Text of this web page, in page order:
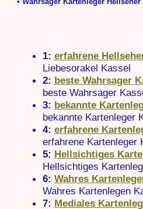
1: erfahrene
Liebesorakel Kassel
2: beste Wahrsager
beste Wahrsager
3: bekannte
bekannte Kartenleger
4: erfahrene
erfahrene Kartenleger
5: Hellsichtiges
Hellsichtiges
6: Wahres
Wahres Kartenlegen
7: Mediales